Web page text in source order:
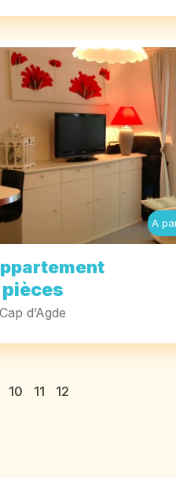
A
pièces
Cap d’Agde
10 11 12